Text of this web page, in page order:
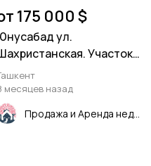
175 000 $
ул.
Участок
строительство. 3,7
месяцев назад